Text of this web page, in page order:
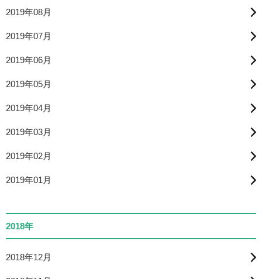
2019年08月
2019年07月
2019年06月
2019年05月
2019年04月
2019年03月
2019年02月
2019年01月
2018年
2018年12月